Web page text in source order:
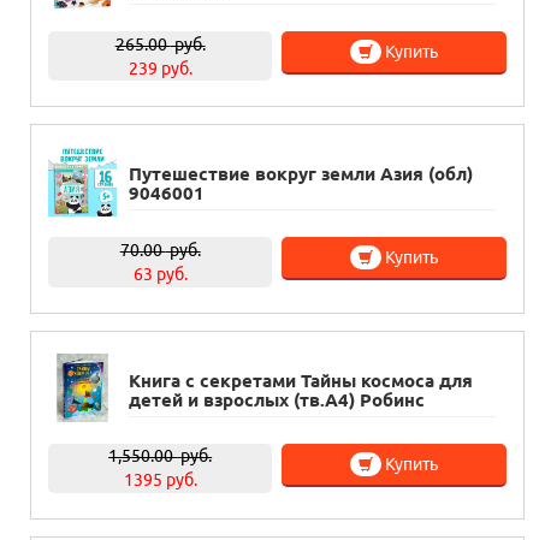
265.00руб.
239 руб.
Купить
Путешествие вокруг земли Азия (обл)
9046001
70.00руб.
63 руб.
Купить
Книга с секретами Тайны космоса для
детей и взрослых (тв.А4) Робинс
1,550.00руб.
1395 руб.
Купить